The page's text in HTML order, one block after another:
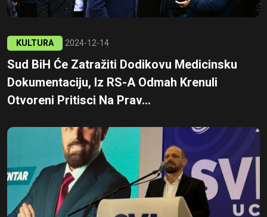
KULTURA 2024-12-14
Sud BiH Će Zatražiti Dodikovu Medicinsku
Dokumentaciju, Iz RS-A Odmah Krenuli
Otvoreni Pritisci Na Prav...